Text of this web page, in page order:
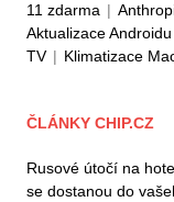
11 zdarma |
Aktualizace
TV | Klimatizace
ČLÁNKY CHIP.CZ
Rusové útočí na
se dostanou do